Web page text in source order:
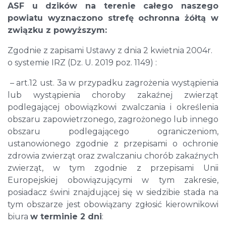
ASF u dzików na terenie całego naszego
powiatu wyznaczono strefę ochronna żółtą w
związku z powyższym:
Zgodnie z zapisami Ustawy z dnia 2 kwietnia 2004r.
o systemie IRZ (Dz. U. 2019 poz. 1149) :
– art.12 ust. 3a w przypadku zagrożenia wystąpienia
lub wystąpienia choroby zakaźnej zwierząt
podlegającej obowiązkowi zwalczania i określenia
obszaru zapowietrzonego, zagrożonego lub innego
obszaru podlegającego ograniczeniom,
ustanowionego zgodnie z przepisami o ochronie
zdrowia zwierząt oraz zwalczaniu chorób zakaźnych
zwierząt, w tym zgodnie z przepisami Unii
Europejskiej obowiązującymi w tym zakresie,
posiadacz świni znajdującej się w siedzibie stada na
tym obszarze jest obowiązany zgłosić kierownikowi
biura w terminie 2 dni: